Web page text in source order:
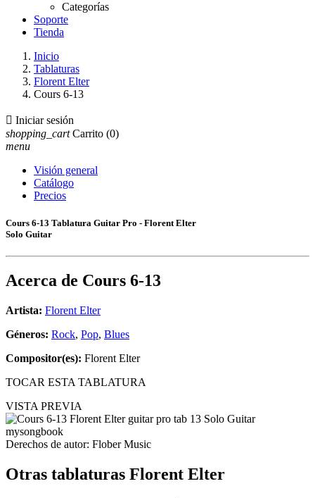
Categorías
Soporte
Tienda
Inicio
Tablaturas
Florent Elter
Cours 6-13
 Iniciar sesión
shopping_cart Carrito (0)
menu
Visión general
Catálogo
Precios
Cours 6-13 Tablatura Guitar Pro - Florent Elter
Solo Guitar
Acerca de Cours 6-13
Artista: Florent Elter
Géneros: Rock, Pop, Blues
Compositor(es): Florent Elter
TOCAR ESTA TABLATURA
VISTA PREVIA
Derechos de autor: Flober Music
Otras tablaturas Florent Elter